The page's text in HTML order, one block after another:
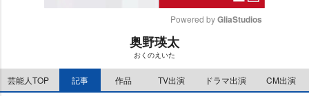
e
Powered by GliaStudios
奥野瑛太
おくのえいた
芸能人TOP 記事 作品 TV出演 ドラマ出演 CM出演